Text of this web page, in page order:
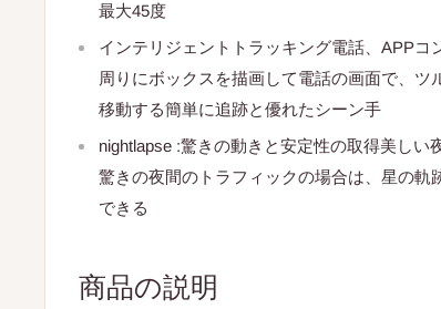
最大45度
インテリジェントトラッキング電話、APPコ
周りにボックスを描画して電話の画面で、ツ
移動する簡単に追跡と優れたシーン手
nightlapse :驚きの動きと安定性の取得美しい
驚きの夜間のトラフィックの場合は、星の軌
できる
商品の説明